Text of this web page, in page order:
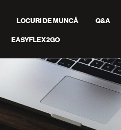
LOCURI DE MUNCĂ Q&A
EASYFLEX2GO